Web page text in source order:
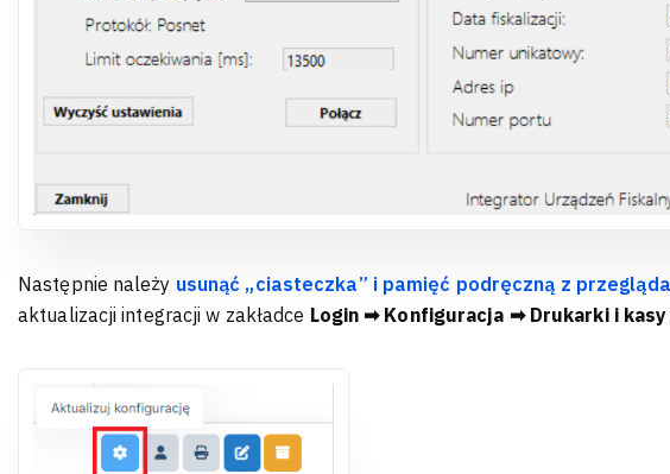
Następnie należy usunąć „ciasteczka” i pamięć podręczną z
aktualizacji integracji w zakładce Login ➡ Konfiguracja ➡ Drukarki i